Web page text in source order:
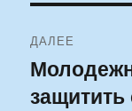
ДАЛЕЕ
Следующая
запись:
защитить